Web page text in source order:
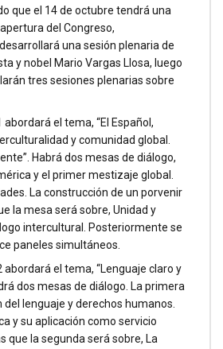
que el 14 de octubre tendrá una
del Congreso,
una sesión plenaria de
y nobel Mario Vargas Llosa, luego
tres sesiones plenarias sobre
el tema, “El Español,
y comunidad global.
Habrá dos mesas de diálogo,
y el primer mestizaje global.
La construcción de un porvenir
la mesa será sobre, Unidad y
intercultural. Posteriormente se
paneles simultáneos.
abordará el tema, “Lenguaje claro y
dos mesas de diálogo. La primera
lenguaje y derechos humanos.
y su aplicación como servicio
que la segunda será sobre, La